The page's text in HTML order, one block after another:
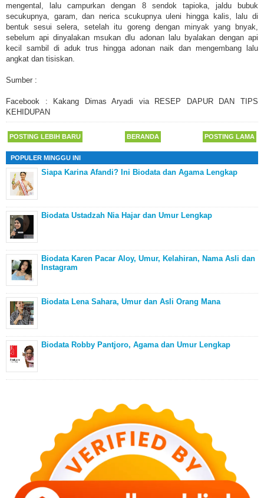
mengental, lalu campurkan dengan 8 sendok tapioka, jaldu bubuk
secukupnya, garam, dan nerica scukupnya uleni hingga kalis, lalu di
bentuk sesui selera, setelah itu goreng dengan minyak yang bnyak,
sebelum api dinyalakan msukan dlu adonan lalu byalakan dengan api
kecil sambil di aduk trus hingga adonan naik dan mengembang lalu
angkat dan tisiskan.
Sumber :
Facebook : Kakang Dimas Aryadi via RESEP DAPUR DAN TIPS
KEHIDUPAN
POSTING LEBIH BARU POSTING LAMA
BERANDA
POPULER MINGGU INI
Siapa Karina Afandi? Ini Biodata dan Agama Lengkap
Biodata Ustadzah Nia Hajar dan Umur Lengkap
Biodata Karen Pacar Aloy, Umur, Kelahiran, Nama Asli dan
Instagram
Biodata Lena Sahara, Umur dan Asli Orang Mana
Biodata Robby Pantjoro, Agama dan Umur Lengkap